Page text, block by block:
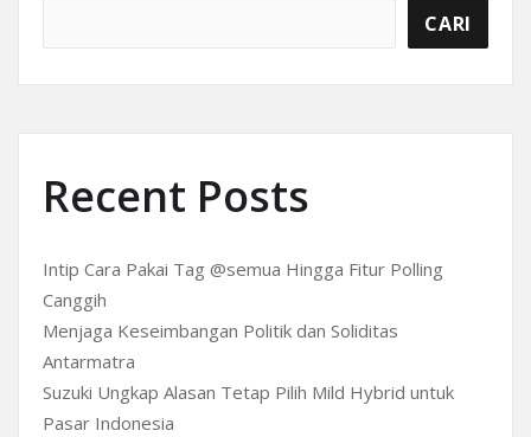
CARI
Recent Posts
Intip Cara Pakai Tag @semua Hingga Fitur Polling
Canggih
Menjaga Keseimbangan Politik dan Soliditas
Antarmatra
Suzuki Ungkap Alasan Tetap Pilih Mild Hybrid untuk
Pasar Indonesia